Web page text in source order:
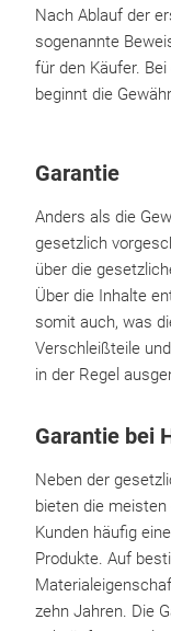
Nach Ablauf der
sogenannte
für den Käufer. Bei
beginnt die
Garantie
Anders als die
gesetzlich
über die
Über die Inhalte
somit auch, was
Verschleißteile
in der Regel
Garantie bei
Neben der
bieten die
Kunden häufig
Produkte. Auf
zehn Jahren. Die